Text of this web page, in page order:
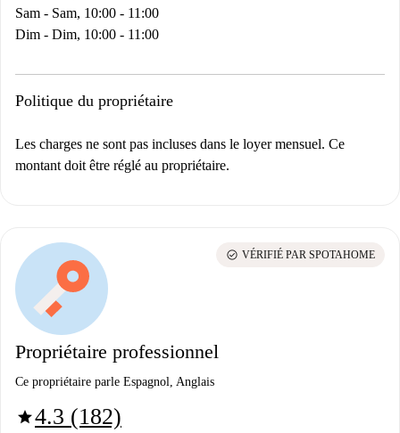
Sam - Sam, 10:00 - 11:00
Dim - Dim, 10:00 - 11:00
Politique du propriétaire
Les charges ne sont pas incluses dans le loyer mensuel. Ce
montant doit être réglé au propriétaire.
Propriétaire professionnel
Ce propriétaire parle Espagnol, Anglais
star4.3 (182)
check_circle VÉRIFIÉ PAR SPOTAHOME